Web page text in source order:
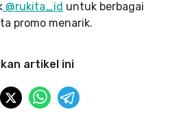
@rukita_id untuk berbagai
promo menarik.
artikel ini